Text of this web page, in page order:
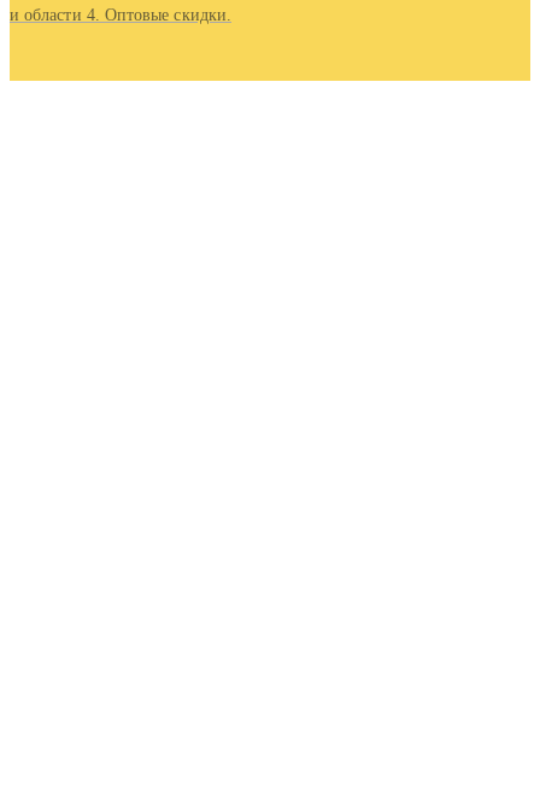
и области 4. Оптовые скидки.